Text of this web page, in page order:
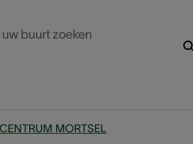
buurt zoeken
MORTSEL